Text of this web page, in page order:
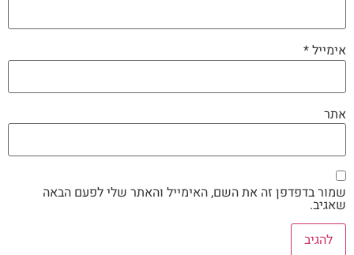
אימייל*
אתר
שמור בדפדפן זה את השם, האימייל והאתר שלי לפעם הבאה
שאגיב.